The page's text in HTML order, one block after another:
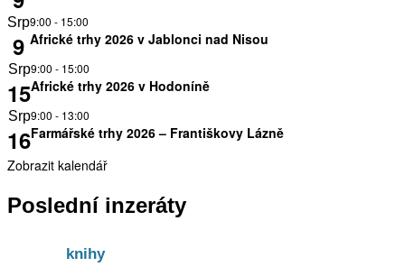
Srp
9
9:00 - 15:00
Africké trhy 2026 v Jablonci nad Nisou
Srp
15
9:00 - 15:00
Africké trhy 2026 v Hodoníně
Srp
16
9:00 - 13:00
Farmářské trhy 2026 – Františkovy Lázně
Zobrazit kalendář
Poslední inzeráty
knihy